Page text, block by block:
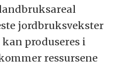
jordbruksvekster
produseres i
ressursene